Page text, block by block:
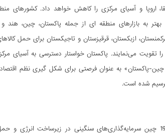
اروپا و آسیای مرکزی را کاهش خواهد داد.
بهتر به بازارهای منطقه ای از جمله پاکستان، چین،
ازبکستان، قرقیزستان و تاجیکستان برای حمل
تقویت می‌نمایند. پاکستان خواستار دسترسی به آسیای
چین-پاکستان» به عنوان فرصتی برای شکل گیری نظم
شده است.
از اواخر دهه 1990 چین سرمایه‌گذاری‌های سنگینی در